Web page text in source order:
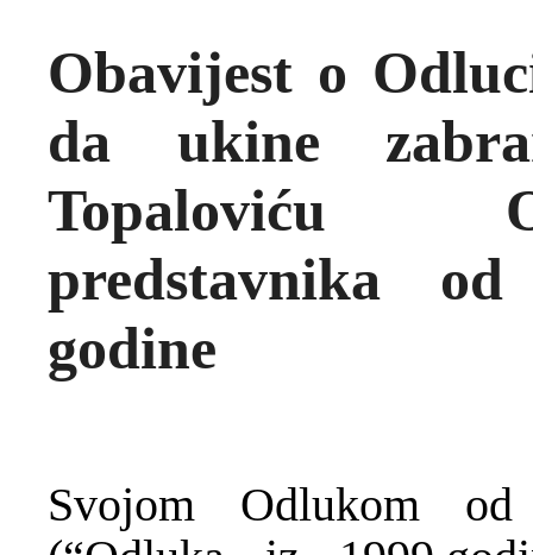
Obavijest o
da ukine
Topaloviću
predstavnika
godine
Svojom Odlukom od